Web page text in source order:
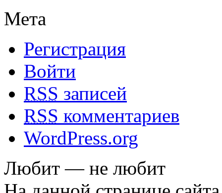
Мета
Регистрация
Войти
RSS записей
RSS комментариев
WordPress.org
Любит — не любит